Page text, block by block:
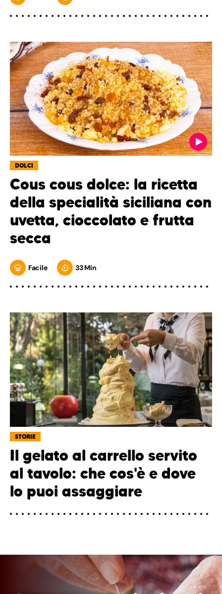
DOLCI
Cous cous dolce: la ricetta
della specialità siciliana con
uvetta, cioccolato e frutta
secca
Facile 33 Min
STORIE
Il gelato al carrello servito
al tavolo: che cos'è e dove
lo puoi assaggiare